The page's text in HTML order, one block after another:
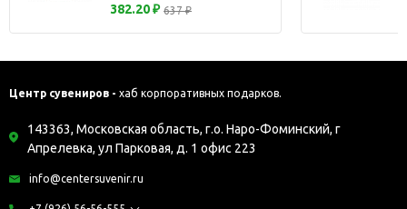
382.20 ₽ 637 ₽
Центр сувениров - хаб корпоративных подарков.
143363, Московская область, г.о. Наро-Фоминский, г
Апрелевка, ул Парковая, д. 1 офис 223
info@centersuvenir.ru